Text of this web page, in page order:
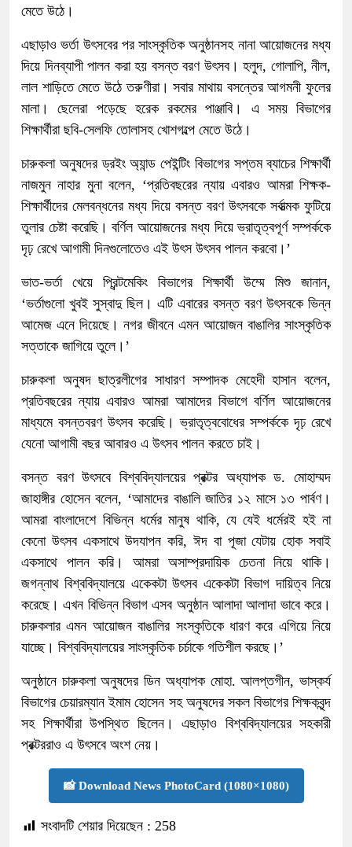
মেতে উঠে।
এছাড়াও ভর্তা উৎসবের পর সাংস্কৃতিক অনুষ্ঠানসহ নানা আয়োজনের মধ্য
দিয়ে দিনব্যাপী পালন করা হয় বসন্ত বরণ উৎসব। হলুদ, গোলাপি, নীল,
লাল শাড়িতে মেতে উঠে তরুণীরা। সবার মাথায় বসন্তের আগমনী ফুলের
মালা। ছেলেরা পড়েছে হরেক রকমের পাঞ্জাবি। এ সময় বিভাগের
শিক্ষার্থীরা ছবি-সেলফি তোলাসহ খোশগল্পে মেতে উঠে।
চারুকলা অনুষদের ড্রইং অ্যান্ড পেইন্টিং বিভাগের সপ্তম ব্যাচের শিক্ষার্থী
নাজমুন নাহার মুনা বলেন, ‘প্রতিবছরের ন্যায় এবারও আমরা শিক্ষক-
শিক্ষার্থীদের মেলবন্ধনের মধ্য দিয়ে বসন্ত বরণ উৎসবকে সর্বাত্মক ফুটিয়ে
তুলার চেষ্টা করেছি। বর্ণিল আয়োজনের মধ্য দিয়ে ভ্রাতৃত্বপূর্ণ সম্পর্ককে
দৃঢ় রেখে আগামী দিনগুলোতেও এই উৎস উৎসব পালন করবো।’
ভাত-ভর্তা খেয়ে প্রিন্টমেকিং বিভাগের শিক্ষার্থী উম্মে মিশু জানান,
‘ভর্তাগুলো খুবই সুস্বাদু ছিল। এটি এবারের বসন্ত বরণ উৎসবকে ভিন্ন
আমেজ এনে দিয়েছে। নগর জীবনে এমন আয়োজন বাঙালির সাংস্কৃতিক
সত্তাকে জাগিয়ে তুলে।’
চারুকলা অনুষদ ছাত্রলীগের সাধারণ সম্পাদক মেহেদী হাসান বলেন,
প্রতিবছরের ন্যায় এবারও আমরা আমাদের বিভাগে বর্ণিল আয়োজনের
মাধ্যমে বসন্তবরণ উৎসব করেছি। ভ্রাতৃত্ববোধের সম্পর্ককে দৃঢ় রেখে
যেনো আগামী বছর আবারও এ উৎসব পালন করতে চাই।
বসন্ত বরণ উৎসবে বিশ্ববিদ্যালয়ের প্রক্টর অধ্যাপক ড. মোহাম্মদ
জাহাঙ্গীর হোসেন বলেন, ‘আমাদের বাঙালি জাতির ১২ মাসে ১৩ পার্বণ।
আমরা বাংলাদেশে বিভিন্ন ধর্মের মানুষ থাকি, যে যেই ধর্মেরই হই না
কেনো উৎসব একসাথে উদযাপন করি, ঈদ বা পূজা যেটায় হোক সবাই
একসাথে পালন করি। আমরা অসাম্প্রদায়িক চেতনা নিয়ে থাকি।
জগন্নাথ বিশ্ববিদ্যালয়ে একেকটা উৎসব একেকটা বিভাগ দায়িত্ব নিয়ে
করেছে। এখন বিভিন্ন বিভাগ এসব অনুষ্ঠান আলাদা আলাদা ভাবে করে।
চারুকলার এমন আয়োজন বাঙালির সংস্কৃতিকে ধারণ করে এগিয়ে নিয়ে
যাচ্ছে। বিশ্ববিদ্যালয়ের সাংস্কৃতিক চর্চাকে গতিশীল করছে।’
অনুষ্ঠানে চারুকলা অনুষদের ডিন অধ্যাপক মোহা. আলপ্তগীন, ভাস্কর্য
বিভাগের চেয়ারম্যান ইমাম হোসেন সহ অনুষদের সকল বিভাগের শিক্ষকবৃন্দ
সহ শিক্ষার্থীরা উপস্থিত ছিলেন। এছাড়াও বিশ্ববিদ্যালয়ের সহকারী
প্রক্টররাও এ উৎসবে অংশ নেয়।
📸 Download News PhotoCard (1080×1080)
সংবাদটি শেয়ার দিয়েছেন : 258